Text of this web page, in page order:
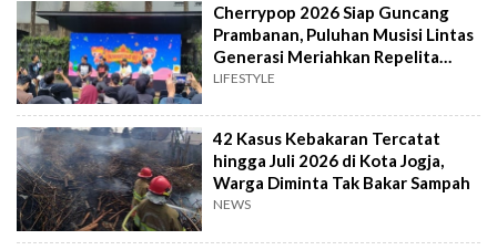
Cherrypop 2026 Siap Guncang
Prambanan, Puluhan Musisi Lintas
Generasi Meriahkan Repelita
Musik
LIFESTYLE
42 Kasus Kebakaran Tercatat
hingga Juli 2026 di Kota Jogja,
Warga Diminta Tak Bakar Sampah
NEWS